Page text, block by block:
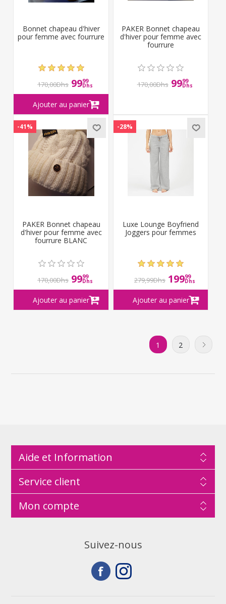
Bonnet chapeau d'hiver
pour femme avec fourrure
170,00Dhs 9999
Dhs
PAKER Bonnet chapeau
d'hiver pour femme avec
fourrure
170,00Dhs 9999
Dhs
-41%
PAKER Bonnet chapeau
d'hiver pour femme avec
fourrure BLANC
170,00Dhs 9999
Dhs
-28%
Luxe Lounge Boyfriend
Joggers pour femmes
279,99Dhs 19999
Dhs
1 2
Aide et Information
Service client
Mon compte
Suivez-nous